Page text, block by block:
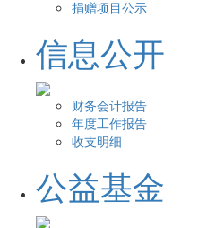
捐赠项目公示
信息公开
财务会计报告
年度工作报告
收支明细
公益基金